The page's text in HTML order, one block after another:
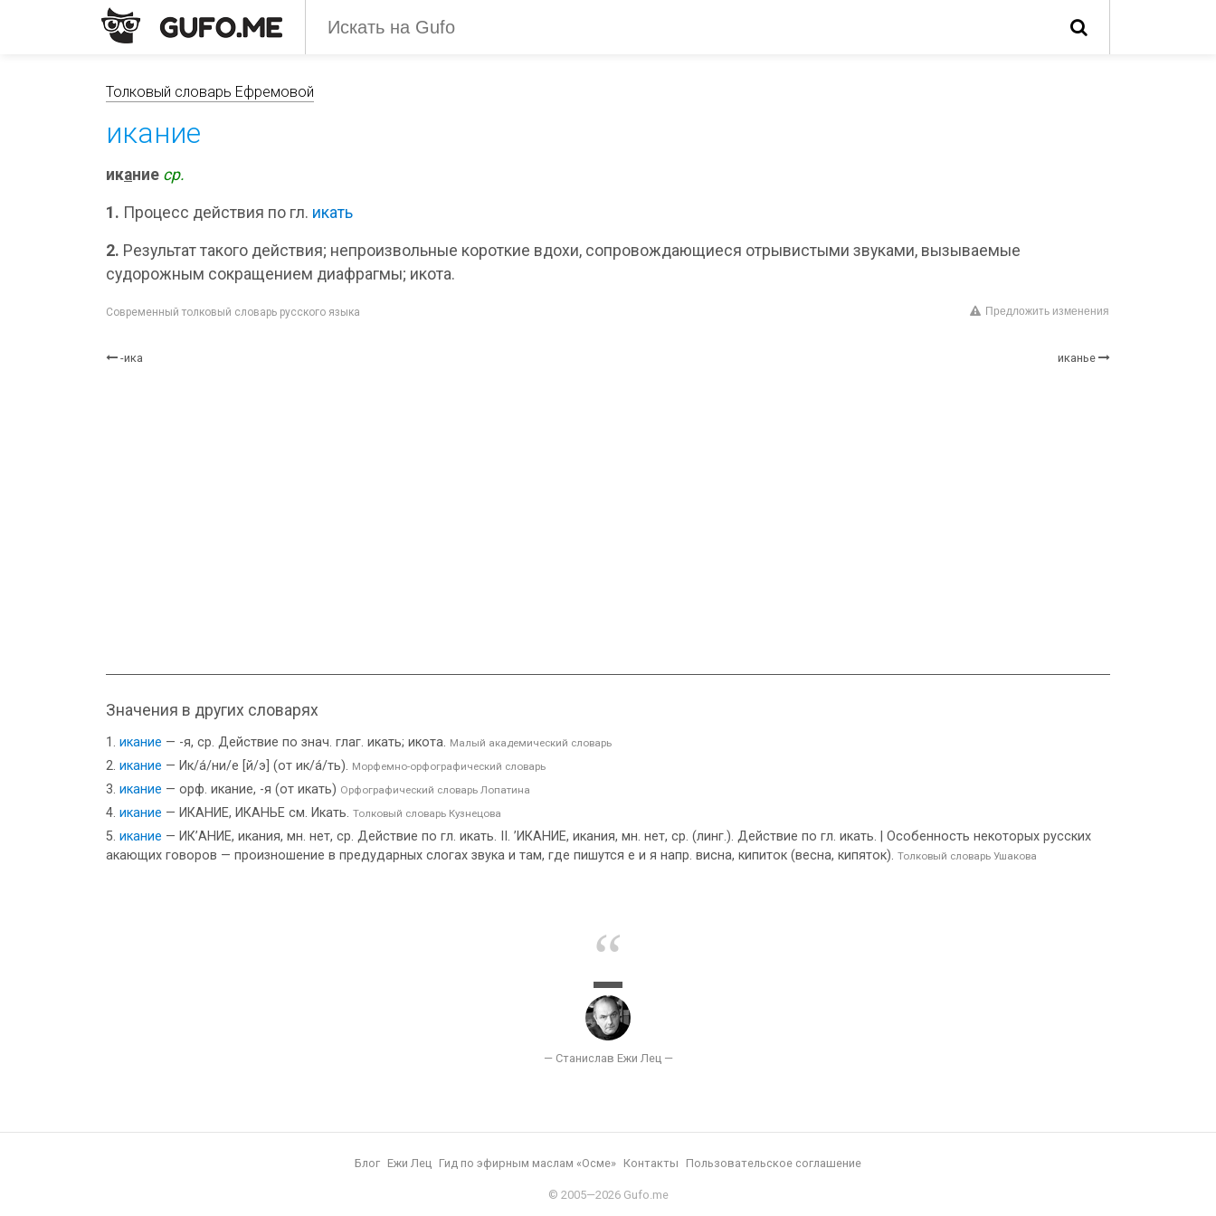
Толковый словарь Ефремовой
икание
икание ср.
1. Процесс действия по гл. икать
2. Результат такого действия; непроизвольные короткие вдохи, сопровождающиеся отрывистыми звуками, вызываемые
судорожным сокращением диафрагмы; икота.
Современный толковый словарь русского языка Предложить изменения
-ика иканье
Значения в других словарях
икание — -я, ср. Действие по знач. глаг. икать; икота. Малый академический словарь
икание — Ик/а́/ни/е [й/э] (от ик/а́/ть). Морфемно-орфографический словарь
икание — орф. икание, -я (от икать) Орфографический словарь Лопатина
икание — ИКАНИЕ, ИКАНЬЕ см. Икать. Толковый словарь Кузнецова
икание — ИК’АНИЕ, икания, мн. нет, ср. Действие по гл. икать. II. ’ИКАНИЕ, икания, мн. нет, ср. (линг.). Действие по гл. икать. | Особенность некоторых русских
акающих говоров — произношение в предударных слогах звука и там, где пишутся е и я напр. висна, кипиток (весна, кипяток). Толковый словарь Ушакова
Блог Ежи Лец Гид по эфирным маслам «Осме» Контакты Пользовательское соглашение
© 2005—2026 Gufo.me